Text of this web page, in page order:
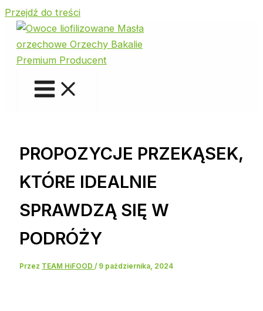
Przejdź do treści
PROPOZYCJE PRZEKĄSEK,
KTÓRE IDEALNIE
SPRAWDZĄ SIĘ W
PODRÓŻY
Przez TEAM HiFOOD/ 9 października, 2024